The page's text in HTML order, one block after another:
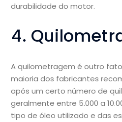
durabilidade do motor.
4.
A quilometragem é outro
maioria dos fabricantes
após um certo número de
geralmente entre 5.000 a
tipo de óleo utilizado e das